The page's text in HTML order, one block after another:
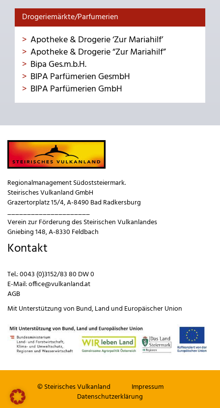
Drogeriemärkte/Parfumerien
Apotheke & Drogerie ‘Zur Mariahilf’
Apotheke & Drogerie “Zur Mariahilf”
Bipa Ges.m.b.H.
BIPA Parfümerien GesmbH
BIPA Parfümerien GmbH
Regionalmanagement Südoststeiermark.
Steirisches Vulkanland GmbH
Grazertorplatz 15/4, A-8490 Bad Radkersburg
_____________________
Verein zur Förderung des Steirischen Vulkanlandes
Gniebing 148, A-8330 Feldbach
Kontakt
Tel.:0043 (0)3152/83 80 DW 0
E-Mail:office@vulkanland.at
AGB
Mit Unterstützung von Bund,Land und Europäischer Union
© Steirisches Vulkanland
Impressum
Datenschutzerklärung